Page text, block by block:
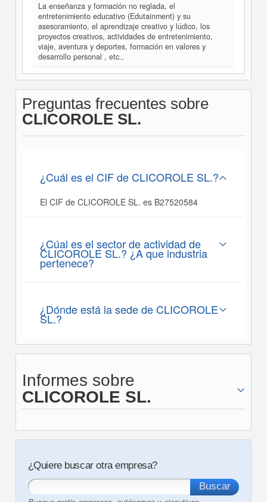
La enseñanza y formación no reglada, el
entretenimiento educativo (Edutainment) y su
asesoramiento, el aprendizaje creativo y lúdico, los
proyectos creativos, actividades de entretenimiento,
viaje, aventura y deportes, formación en valores y
desarrollo personal , etc.,
Preguntas frecuentes sobre
CLICOROLE SL.
¿Cuál es el CIF de CLICOROLE SL.?
El CIF de CLICOROLE SL. es B27520584
¿Cúal es el sector de actividad de
CLICOROLE SL.? ¿A que industria
pertenece?
¿Dónde está la sede de CLICOROLE
SL.?
Informes sobre
CLICOROLE SL.
¿Quiere buscar otra empresa?